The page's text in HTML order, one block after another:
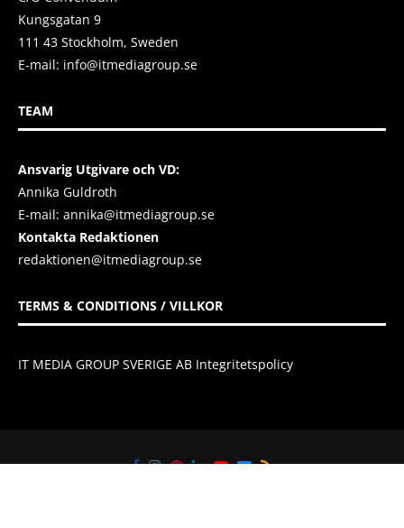
Kungsgatan 9
111 43 Stockholm, Sweden
E-mail: info@itmediagroup.se
TEAM
Ansvarig Utgivare och VD:
Annika Guldroth
E-mail: annika@itmediagroup.se
Kontakta Redaktionen
redaktionen@itmediagroup.se
TERMS & CONDITIONS / VILLKOR
IT MEDIA GROUP SVERIGE AB Integritetspolicy